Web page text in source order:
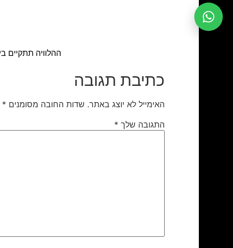
ההלוויה תתקיים ביום ג' ה- 09.08.11, בשעה 10.00, בבית העלמין
כתיבת תגובה
האימייל לא יוצג באתר. שדות החובה מסומנים *
התגובה שלך *